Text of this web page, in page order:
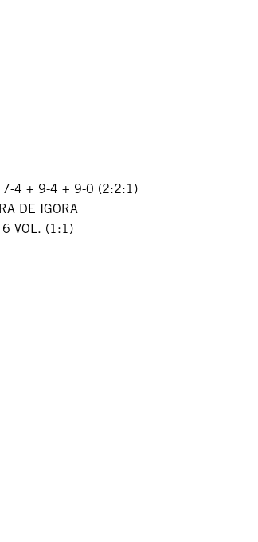
4 + 9-4 + 9-0 (2:2:1)
DE IGORA
VOL. (1:1)